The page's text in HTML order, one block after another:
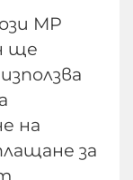
МР
ще
на
за